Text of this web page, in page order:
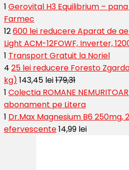
1 Gerovital H3 Equilibrium –
Farmec
12600 lei reducere Aparat de
Light ACM-12FOWF, Inverter,
1 Transport Gratuit la Noriel
4 25 lei reducere Foresto
kg) 143,45 lei179,31
1 Colectia ROMANE
abonament pe Litera
1 Dr.Max Magnesium B6
efervescente14,99 lei